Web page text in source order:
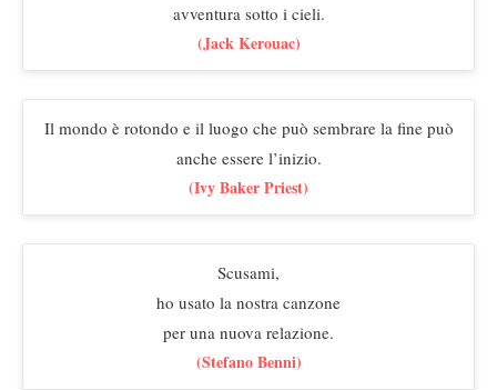
avventura sotto i cieli.
(Jack Kerouac)
Il mondo è rotondo e il luogo che può sembrare la fine può
anche essere l’inizio.
(Ivy Baker Priest)
Scusami,
ho usato la nostra canzone
per una nuova relazione.
(Stefano Benni)